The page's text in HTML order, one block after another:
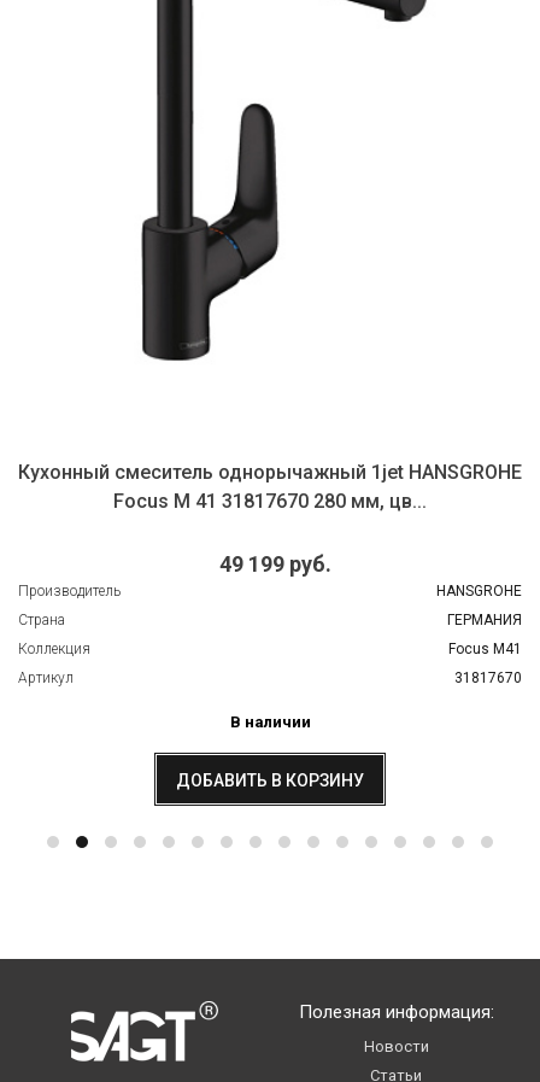
Кухонный смеситель однорычажный 1jet HANSGROHE
Focus M 41 31817670 280 мм, цв...
49 199 руб.
Производитель
HANSGROHE
Страна
ГЕРМАНИЯ
Коллекция
Focus M41
Артикул
31817670
В наличии
ДОБАВИТЬ В КОРЗИНУ
Полезная информация:
Новости
Статьи